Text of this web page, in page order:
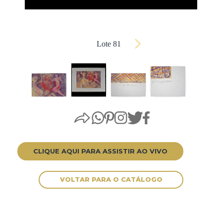
Lote 81
CLIQUE AQUI PARA ASSISTIR AO VIVO